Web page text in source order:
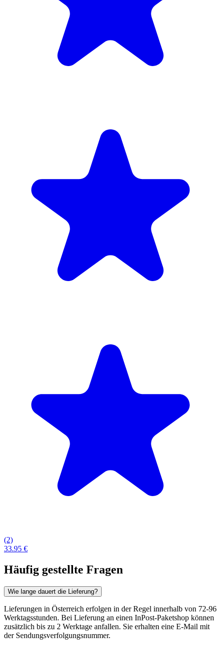
(2)
33.95 €
Häufig gestellte Fragen
Wie lange dauert die Lieferung?
Lieferungen in Österreich erfolgen in der Regel innerhalb von 72-96
Werktagsstunden. Bei Lieferung an einen InPost-Paketshop können
zusätzlich bis zu 2 Werktage anfallen. Sie erhalten eine E-Mail mit
der Sendungsverfolgungsnummer.